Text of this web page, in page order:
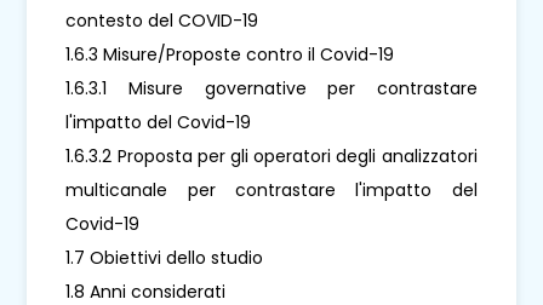
contesto del COVID-19
1.6.3 Misure/Proposte contro il Covid-19
1.6.3.1 Misure governative per contrastare
l'impatto del Covid-19
1.6.3.2 Proposta per gli operatori degli analizzatori
multicanale per contrastare l'impatto del
Covid-19
1.7 Obiettivi dello studio
1.8 Anni considerati